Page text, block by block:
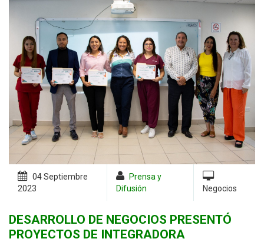
04 Septiembre
2023
Prensa y
Difusión
Negocios
DESARROLLO DE NEGOCIOS PRESENTÓ
PROYECTOS DE INTEGRADORA